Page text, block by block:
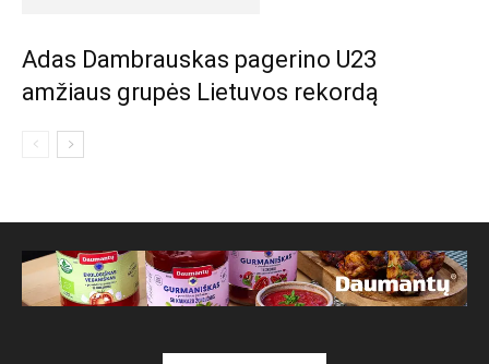
Adas Dambrauskas pagerino U23
amžiaus grupės Lietuvos rekordą